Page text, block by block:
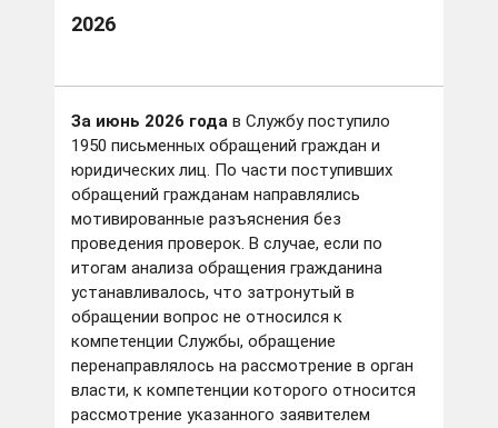
2026
За июнь 2026 года в Службу поступило
1950 письменных обращений граждан и
юридических лиц. По части поступивших
обращений гражданам направлялись
мотивированные разъяснения без
проведения проверок. В случае, если по
итогам анализа обращения гражданина
устанавливалось, что затронутый в
обращении вопрос не относился к
компетенции Службы, обращение
перенаправлялось на рассмотрение в орган
власти, к компетенции которого относится
рассмотрение указанного заявителем